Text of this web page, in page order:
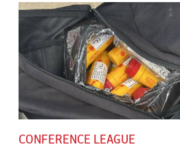
CONFERENCE LEAGUE